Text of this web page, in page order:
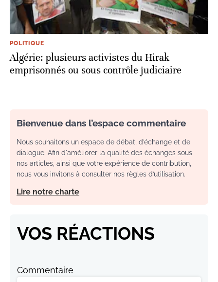
POLITIQUE
Algérie: plusieurs activistes du Hirak
emprisonnés ou sous contrôle judiciaire
Bienvenue dans l’espace commentaire
Nous souhaitons un espace de débat, d’échange et de
dialogue. Afin d'améliorer la qualité des échanges sous
nos articles, ainsi que votre expérience de contribution,
nous vous invitons à consulter nos règles d’utilisation.
Lire notre charte
VOS RÉACTIONS
Commentaire